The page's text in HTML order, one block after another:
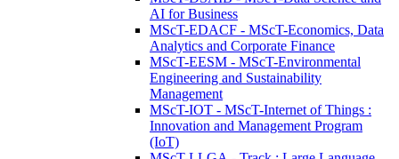
AI for Business
MScT-EDACF - MScT-Economics, Data
Analytics and Corporate Finance
MScT-EESM - MScT-Environmental
Engineering and Sustainability
Management
MScT-IOT - MScT-Internet of Things :
Innovation and Management Program
(IoT)